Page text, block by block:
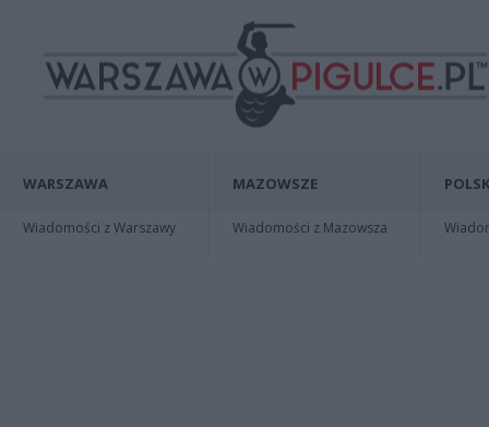
WARSZAWA
Wiadomości z Warszawy
MAZOWSZE
Wiadomości z Mazowsza